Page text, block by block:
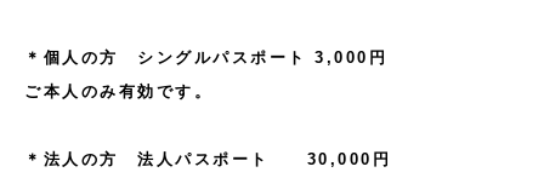
＊個人の方 シングルパスポート 3,000円
ご本人のみ有効です。
＊法人の方 法人パスポート 30,000円